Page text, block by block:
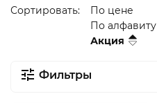
Сортировать:
По цене
По алфавиту
Акция
Фильтры